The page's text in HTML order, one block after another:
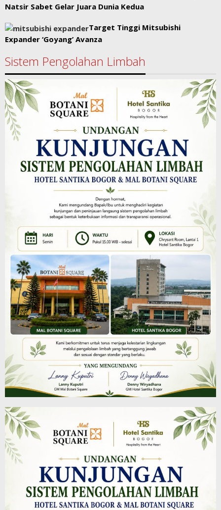
Natsir Sabet Gelar Juara Dunia Kedua
Target Tinggi Mitsubishi
Expander ‘Goyang’ Avanza
Sistem Pengolahan Limbah